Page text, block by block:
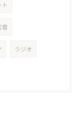
着
ラジオ